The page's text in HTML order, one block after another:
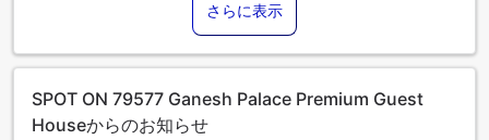
さらに表示
SPOT ON 79577 Ganesh Palace Premium Guest
Houseからのお知らせ